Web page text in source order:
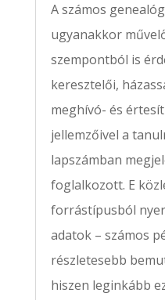
A számos
ugyanakkor
szempontból is
keresztelői,
meghívó- és
jellemzőivel a
lapszámban
foglalkozott. E
forrástípusból
adatok – számos
részletesebb
hiszen leginkább